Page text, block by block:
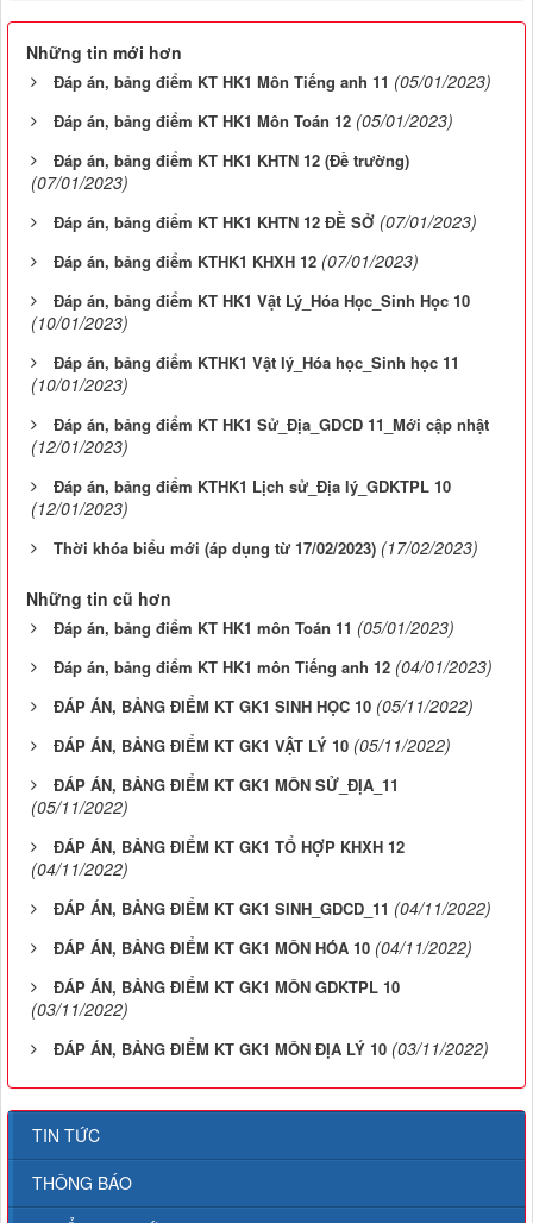
Những tin mới hơn
Đáp án, bảng điểm KT HK1 Môn Tiếng anh 11 (05/01/2023)
Đáp án, bảng điểm KT HK1 Môn Toán 12 (05/01/2023)
Đáp án, bảng điểm KT HK1 KHTN 12 (Đề trường)
(07/01/2023)
Đáp án, bảng điểm KT HK1 KHTN 12 ĐỀ SỞ (07/01/2023)
Đáp án, bảng điểm KTHK1 KHXH 12 (07/01/2023)
Đáp án, bảng điểm KT HK1 Vật Lý_Hóa Học_Sinh Học 10
(10/01/2023)
Đáp án, bảng điểm KTHK1 Vật lý_Hóa học_Sinh học 11
(10/01/2023)
Đáp án, bảng điểm KT HK1 Sử_Địa_GDCD 11_Mới cập nhật
(12/01/2023)
Đáp án, bảng điểm KTHK1 Lịch sử_Địa lý_GDKTPL 10
(12/01/2023)
Thời khóa biểu mới (áp dụng từ 17/02/2023) (17/02/2023)
Những tin cũ hơn
Đáp án, bảng điểm KT HK1 môn Toán 11 (05/01/2023)
Đáp án, bảng điểm KT HK1 môn Tiếng anh 12 (04/01/2023)
ĐÁP ÁN, BẢNG ĐIỂM KT GK1 SINH HỌC 10 (05/11/2022)
ĐÁP ÁN, BẢNG ĐIỂM KT GK1 VẬT LÝ 10 (05/11/2022)
ĐÁP ÁN, BẢNG ĐIỂM KT GK1 MÔN SỬ_ĐỊA_11
(05/11/2022)
ĐÁP ÁN, BẢNG ĐIỂM KT GK1 TỔ HỢP KHXH 12
(04/11/2022)
ĐÁP ÁN, BẢNG ĐIỂM KT GK1 SINH_GDCD_11 (04/11/2022)
ĐÁP ÁN, BẢNG ĐIỂM KT GK1 MÔN HÓA 10 (04/11/2022)
ĐÁP ÁN, BẢNG ĐIỂM KT GK1 MÔN GDKTPL 10
(03/11/2022)
ĐÁP ÁN, BẢNG ĐIỂM KT GK1 MÔN ĐỊA LÝ 10 (03/11/2022)
TIN TỨC
THÔNG BÁO